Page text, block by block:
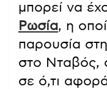
μπορεί να
Ρωσία, η
παρουσία
στο Νταβός,
σε ό,τι